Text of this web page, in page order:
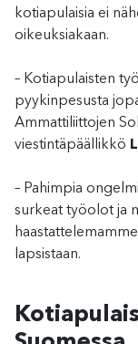
kotiapulaisia ei
oikeuksiakaan.
– Kotiapulaisten
pyykinpesusta
Ammattiliittojen
viestintäpäällikkö
– Pahimpia
surkeat työolot ja
lapsistaan.